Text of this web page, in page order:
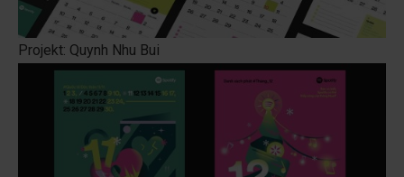
Projekt: Quynh Nhu Bui